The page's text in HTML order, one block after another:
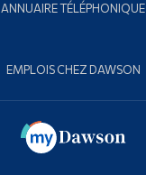
ANNUAIRE TÉLÉPHONIQUE
EMPLOIS CHEZ DAWSON